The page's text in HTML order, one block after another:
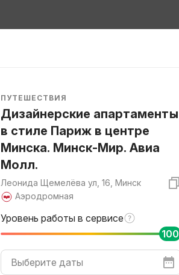
ПУТЕШЕСТВИЯ
Дизайнерские апартаменты
в стиле Париж в центре
Минска. Минск-Мир. Авиа
Молл.
Леонида Щемелёва ул, 16, Минск
Аэродромная
Уровень работы в сервисе
100
Выберите даты